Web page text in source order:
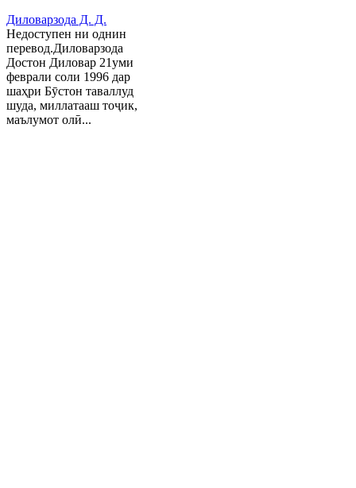
Диловарзода Д. Д.
Недоступен ни однин
перевод.Диловарзода
Достон Диловар 21уми
феврали соли 1996 дар
шаҳри Бӯстон таваллуд
шуда, миллатааш тоҷик,
маълумот олӣ...